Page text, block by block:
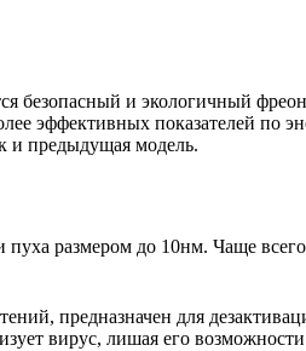
безопасный и экологичный
эффективных показателей по
и предыдущая модель.
размером до 10нм. Чаще всего
предназначен для
вирус, лишая его